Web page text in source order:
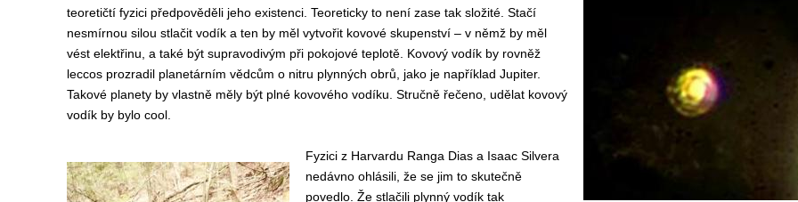
teoretičtí fyzici předpověděli jeho existenci. Teoreticky to není zase tak složité. Stačí
nesmírnou silou stlačit vodík a ten by měl vytvořit kovové skupenství – v němž by měl
vést elektřinu, a také být supravodivým při pokojové teplotě. Kovový vodík by rovněž
leccos prozradil planetárním vědcům o nitru plynných obrů, jako je například Jupiter.
Takové planety by vlastně měly být plné kovového vodíku. Stručně řečeno, udělat kovový
vodík by bylo cool.
Fyzici z Harvardu Ranga Dias a Isaac Silvera
nedávno ohlásili, že se jim to skutečně
povedlo. Že stlačili plynný vodík tak